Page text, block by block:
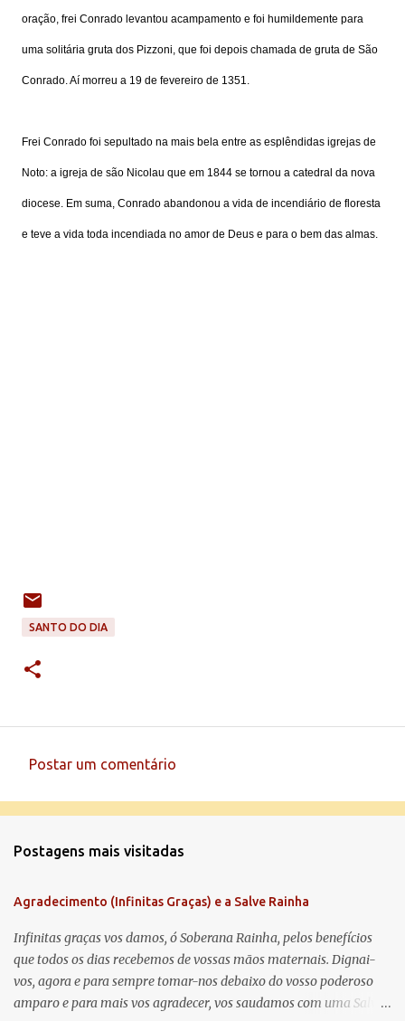
oração, frei Conrado levantou acampamento e foi humildemente para
uma solitária gruta dos Pizzoni, que foi depois chamada de gruta de São
Conrado. Aí morreu a 19 de fevereiro de 1351.
Frei Conrado foi sepultado na mais bela entre as esplêndidas igrejas de
Noto: a igreja de são Nicolau que em 1844 se tornou a catedral da nova
diocese. Em suma, Conrado abandonou a vida de incendiário de floresta
e teve a vida toda incendiada no amor de Deus e para o bem das almas.
SANTO DO DIA
e
t
á
r
i
o
Postar um comentário
Postagens mais visitadas
Agradecimento (Infinitas Graças) e a Salve Rainha
Infinitas graças vos damos, ó Soberana Rainha, pelos benefícios
que todos os dias recebemos de vossas mãos maternais. Dignai-
vos, agora e para sempre tomar-nos debaixo do vosso poderoso
amparo e para mais vos agradecer, vos saudamos com uma Salve